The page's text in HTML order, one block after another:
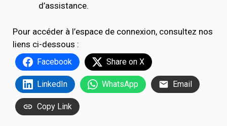
d’assistance.
Pour accéder à l’espace de connexion, consultez nos
liens ci-dessous :
Facebook Share on X
LinkedIn WhatsApp Email
Copy Link